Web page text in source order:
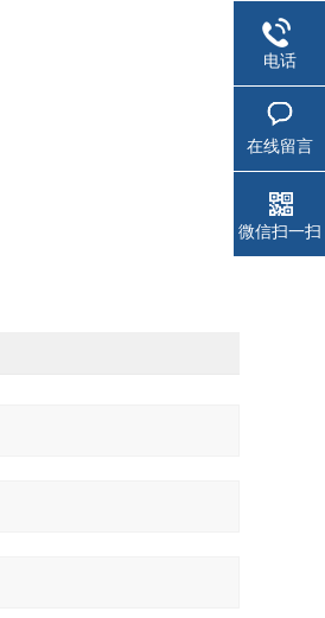
电话
在线留言
微信扫一扫